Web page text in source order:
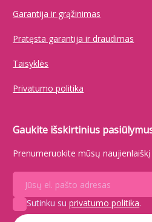
Garantija ir grąžinimas
Pratęsta garantija ir draudimas
Taisyklės
Privatumo politika
Gaukite išskirtinius
Prenumeruokite mūsų naujienlaiškį
Sutinku suprivatumo politika.